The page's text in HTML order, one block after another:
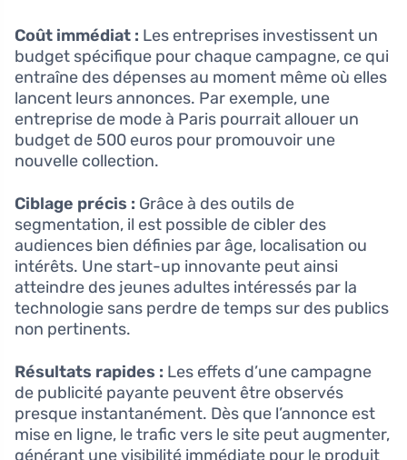
Coût immédiat : Les entreprises investissent un
budget spécifique pour chaque campagne, ce qui
entraîne des dépenses au moment même où elles
lancent leurs annonces. Par exemple, une
entreprise de mode à Paris pourrait allouer un
budget de 500 euros pour promouvoir une
nouvelle collection.
Ciblage précis : Grâce à des outils de
segmentation, il est possible de cibler des
audiences bien définies par âge, localisation ou
intérêts. Une start-up innovante peut ainsi
atteindre des jeunes adultes intéressés par la
technologie sans perdre de temps sur des publics
non pertinents.
Résultats rapides : Les effets d’une campagne
de publicité payante peuvent être observés
presque instantanément. Dès que l’annonce est
mise en ligne, le trafic vers le site peut augmenter,
générant une visibilité immédiate pour le produit